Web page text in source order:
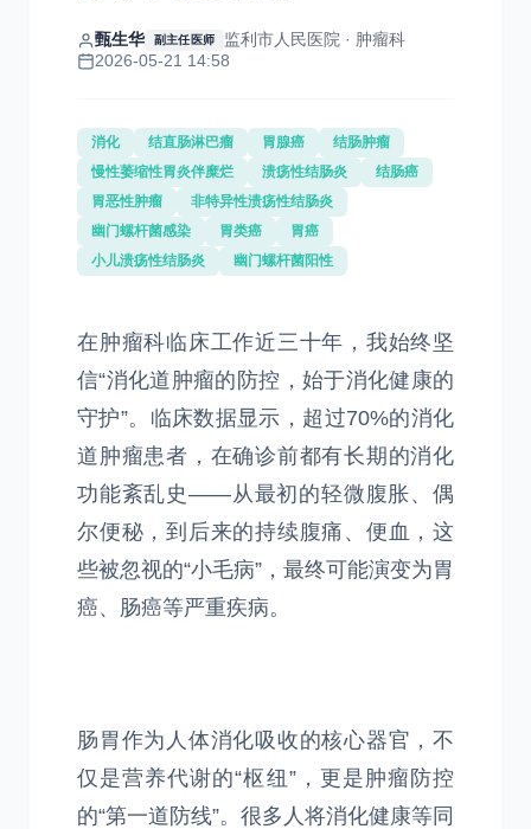
甄生华 副主任医师
监利市人民医院 · 肿瘤科
2026-05-21 14:58
消化 结直肠淋巴瘤 胃腺癌
结肠肿瘤
慢性萎缩性胃炎伴糜烂
溃疡性结肠炎
结肠癌
胃恶性肿瘤
非特异性溃疡性结肠炎
幽门螺杆菌感染
胃类癌
胃癌
小儿溃疡性结肠炎
幽门螺杆菌阳性
在肿瘤科临床工作近三十年，我始终坚
信“消化道肿瘤的防控，始于消化健康的
守护”。临床数据显示，超过70%的消化
道肿瘤患者，在确诊前都有长期的消化
功能紊乱史——从最初的轻微腹胀、偶
尔便秘，到后来的持续腹痛、便血，这
些被忽视的“小毛病”，最终可能演变为胃
癌、肠癌等严重疾病。
肠胃作为人体消化吸收的核心器官，不
仅是营养代谢的“枢纽”，更是肿瘤防控
的“第一道防线”。很多人将消化健康等同